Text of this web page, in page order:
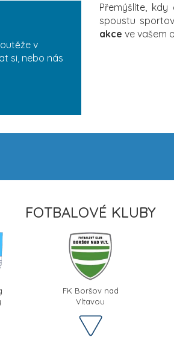
v
si, nebo nás
Přemýšlíte,
spoustu
akce ve vašem
FOTBALOVÉ KLUBY
FK Boršov nad
Vltavou